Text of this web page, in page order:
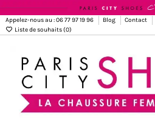
Appelez-nous au : 06 77 97 19 96 Blog Contact
Liste de souhaits (0)